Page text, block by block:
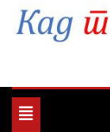
Toggle